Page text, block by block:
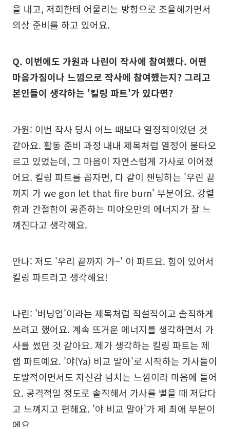
을 내고, 저희한테 어울리는 방향으로 조율해가면서
의상 준비를 하고 있어요.
Q. 이번에도 가원과 나린이 작사에 참여했다. 어떤
마음가짐이나 느낌으로 작사에 참여했는지? 그리고
본인들이 생각하는 '킬링 파트'가 있다면?
가원: 이번 작사 당시 어느 때보다 열정적이었던 것
같아요. 활동 준비 과정 내내 제목처럼 열정이 불타오
르고 있었는데, 그 마음이 자연스럽게 가사로 이어졌
어요. 킬링 파트를 꼽자면, 다 같이 챈팅하는 '우린 끝
까지 가 we gon let that fire burn' 부분이요. 강렬
함과 간절함이 공존하는 미야오만의 에너지가 잘 느
껴진다고 생각해요.
안나: 저도 '우리 끝까지 가~' 이 파트요. 힘이 있어서
킬링 파트라고 생각해요!
나린: '버닝업'이라는 제목처럼 직설적이고 솔직하게
쓰려고 했어요. 계속 뜨거운 에너지를 생각하면서 가
사를 썼던 것 같아요. 제가 생각하는 킬링 파트는 제
랩 파트예요. '야(Ya) 비교 말아'로 시작하는 가사들이
도발적이면서도 자신감 넘치는 느낌이라 마음에 들어
요. 공격적일 정도로 솔직해서 가사를 뱉을 때 저답다
고 느껴지고 편해요. '야 비교 말아'가 제 최애 부분이